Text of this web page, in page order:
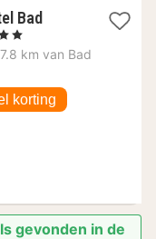
Bad
7.8 km van Bad
korting
gevonden in de